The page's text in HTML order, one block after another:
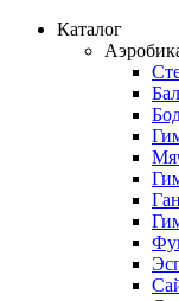
Каталог